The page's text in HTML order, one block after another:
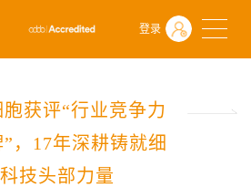
登录
博雅新闻
力领军品牌”，17年深耕铸就细胞科技头部
获评“行业竞争力
，17年深耕铸就细
技头部力量